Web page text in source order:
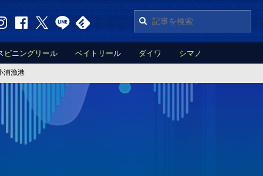
ピニングリール ベイトリール ダイワ シマノ
浦漁港